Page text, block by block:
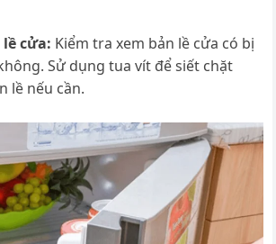
cửa: Kiểm tra xem bản lề cửa có bị
Sử dụng tua vít để siết chặt
lề nếu cần.